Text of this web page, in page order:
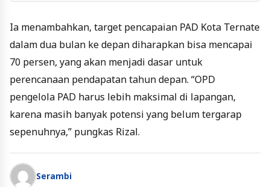
Ia menambahkan, target pencapaian PAD Kota Ternate
dalam dua bulan ke depan diharapkan bisa mencapai
70 persen, yang akan menjadi dasar untuk
perencanaan pendapatan tahun depan. “OPD
pengelola PAD harus lebih maksimal di lapangan,
karena masih banyak potensi yang belum tergarap
sepenuhnya,” pungkas Rizal.
Serambi